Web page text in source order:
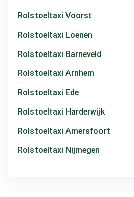
Rolstoeltaxi Voorst
Rolstoeltaxi Loenen
Rolstoeltaxi Barneveld
Rolstoeltaxi Arnhem
Rolstoeltaxi Ede
Rolstoeltaxi Harderwijk
Rolstoeltaxi Amersfoort
Rolstoeltaxi Nijmegen